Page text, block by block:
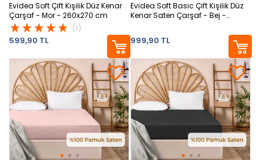
Evidea Soft Çift Kişilik Düz Kenar
Çarşaf - Mor - 260x270 cm
(1)
599,90 TL
Evidea Soft Basic Çift Kişilik Düz
Kenar Saten Çarşaf - Bej -
999,90 TL